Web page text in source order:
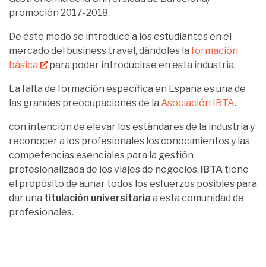
promoción 2017-2018.
De este modo se introduce a los estudiantes en el
mercado del business travel, dándoles la formación
básica
para poder introducirse en esta industria.
La falta de formación específica en España es una de
las grandes preocupaciones de la Asociación IBTA.
con intención de elevar los estándares de la industria y
reconocer a los profesionales los conocimientos y las
competencias esenciales para la gestión
profesionalizada de los viajes de negocios, IBTA tiene
el propósito de aunar todos los esfuerzos posibles para
dar una titulación universitaria a esta comunidad de
profesionales.